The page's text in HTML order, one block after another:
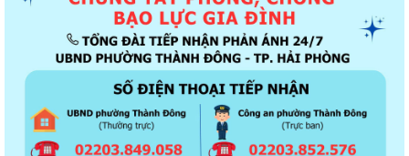
Thông báo về chương trình thu hồi để kiểm tra, khắc phục sự cố các
dòng xe mô tô Honda CB1000...
Kết quả Kỳ họp thứ 3 HĐND thành phố Hải Phòng khóa XIV, nhiệm kỳ
2021 - 2026